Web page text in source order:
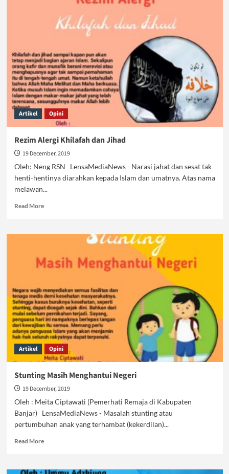
Swastanisasi
Bukan
Artikel Opini
Rezim Alergi Khilafah dan Jihad
19 December, 2019
Oleh: Neng RSN LensaMediaNews - Narasi jahat dan sesat tak
henti-hentinya diarahkan kepada Islam dan umatnya. Atas nama
melawan...
Read MoreRead
Rezim
dan
Artikel Opini
Stunting Masih Menghantui Negeri
19 December, 2019
Oleh : Meita Ciptawati (Pemerhati Remaja di Kabupaten
Banjar) LensaMediaNews - Masalah stunting atau
pertumbuhan anak yang terhambat (kekerdilan)...
Read MoreRead
Stunting